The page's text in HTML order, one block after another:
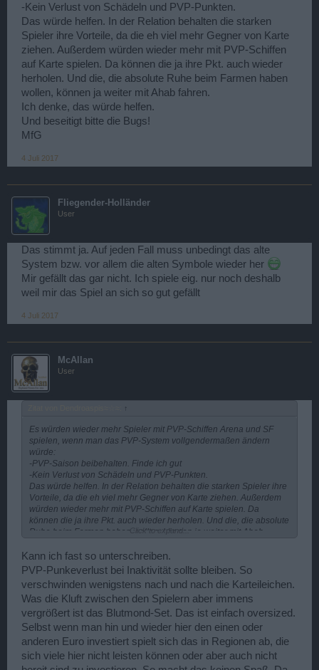
-Kein Verlust von Schädeln und PVP-Punkten.
Das würde helfen. In der Relation behalten die starken
Spieler ihre Vorteile, da die eh viel mehr Gegner von Karte
ziehen. Außerdem würden wieder mehr mit PVP-Schiffen
auf Karte spielen. Da können die ja ihre Pkt. auch wieder
herholen. Und die, die absolute Ruhe beim Farmen haben
wollen, können ja weiter mit Ahab fahren.
Ich denke, das würde helfen.
Und beseitigt bitte die Bugs!
MfG
4 Juli 2017
Fliegender-Holländer
User
Das stimmt ja. Auf jeden Fall muss unbedingt das alte
System bzw. vor allem die alten Symbole wieder her
Mir gefällt das gar nicht. Ich spiele eig. nur noch deshalb
weil mir das Spiel an sich so gut gefällt
4 Juli 2017
McAllan
User
↑
Es würden wieder mehr Spieler mit PVP-Schiffen Arena und SF
spielen, wenn man das PVP-System vollgendermaßen ändern
würde:
-PVP-Saison beibehalten. Finde ich gut
-Kein Verlust von Schädeln und PVP-Punkten.
Das würde helfen. In der Relation behalten die starken Spieler ihre
Vorteile, da die eh viel mehr Gegner von Karte ziehen. Außerdem
würden wieder mehr mit PVP-Schiffen auf Karte spielen. Da
können die ja ihre Pkt. auch wieder herholen. Und die, die absolute
Ruhe beim Farmen haben wollen, können ja weiter mit Ahab
Ich denke, das würde helfen.
Und beseitigt bitte die Bugs!
Click to expand...
Kann ich fast so unterschreiben.
PVP-Punkeverlust bei Inaktivität sollte bleiben. So
verschwinden wenigstens nach und nach die Karteileichen.
Was die Kluft zwischen den Spielern aber immens
vergrößert ist das Blutmond-Set. Das ist einfach oversized.
Selbst wenn man hin und wieder hier den einen oder
anderen Euro investiert spielt sich das in Regionen ab, die
sich viele hier nicht leisten können oder aber auch nicht